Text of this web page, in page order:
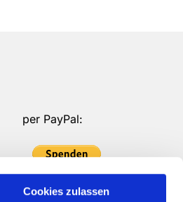
Cookies zulassen
per PayPal: